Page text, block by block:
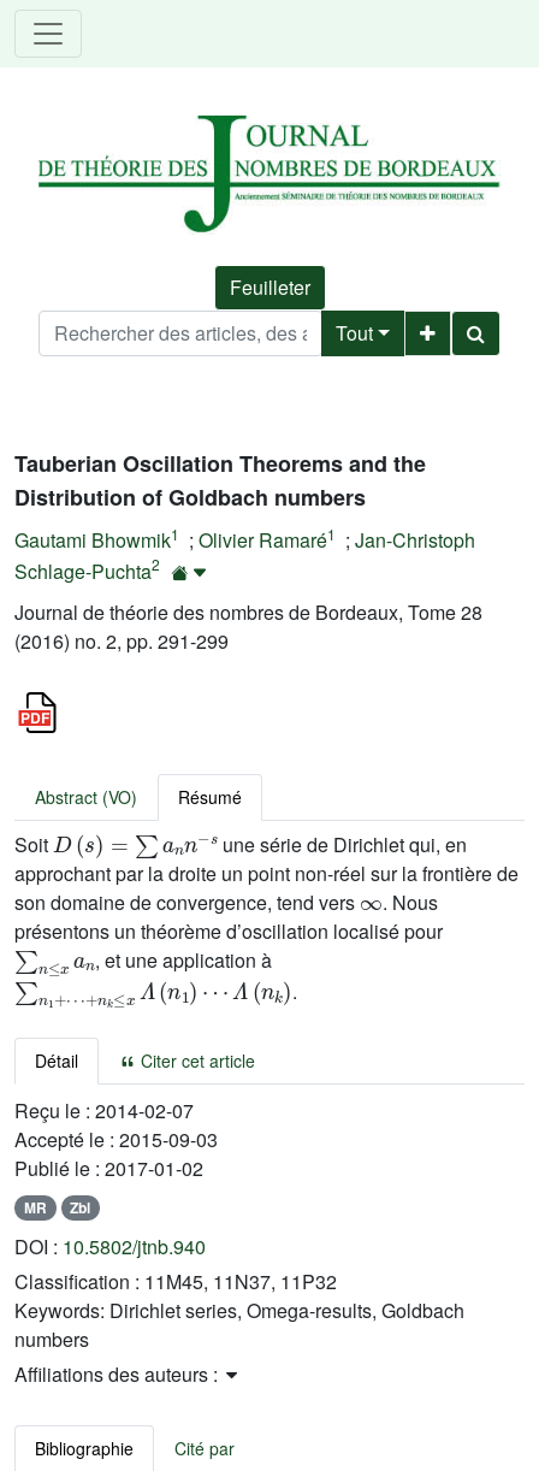
Feuilleter
Tout
Tauberian Oscillation Theorems and the
Distribution of Goldbach numbers
Gautami Bhowmik1 ; Olivier Ramaré1 ; Jan-Christoph
Schlage-Puchta2
Journal de théorie des nombres de Bordeaux, Tome 28
(2016) no. 2, pp. 291-299
Abstract (VO) Résumé
Soit
D(s)=∑ann
une série de Dirichlet qui, en
approchant par la droite un point non-réel sur la frontière de
son domaine de convergence, tend vers
∞
. Nous
présentons un théorème d’oscillation localisé pour
∑n≤xan
, et une application à
∑n1+⋯+nk≤xΛ(n1)⋯Λ(nk )
.
Détail Citer cet article
Reçu le : 2014-02-07
Accepté le : 2015-09-03
Publié le : 2017-01-02
MR Zbl
DOI : 10.5802/jtnb.940
Classification : 11M45, 11N37, 11P32
Keywords: Dirichlet series, Omega-results, Goldbach
numbers
Affiliations des auteurs :
Bibliographie Cité par